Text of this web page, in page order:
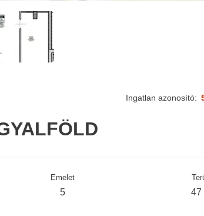
Ingatlan azonosító:
Emelet
5 47